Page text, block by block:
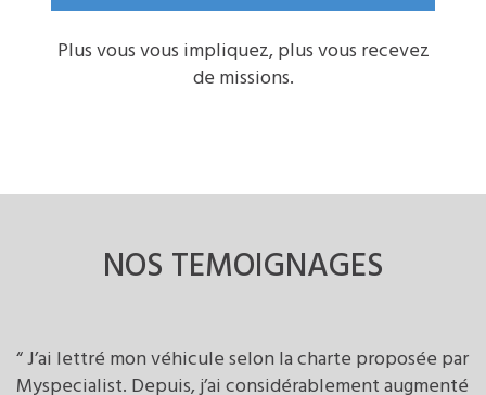
Plus vous vous impliquez, plus vous recevez
de missions.
NOS TEMOIGNAGES
“ J’ai lettré mon véhicule selon la charte proposée par
Myspecialist. Depuis, j’ai considérablement augmenté